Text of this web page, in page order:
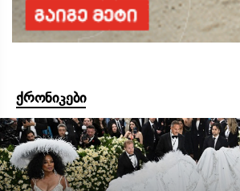
ქრონიკები